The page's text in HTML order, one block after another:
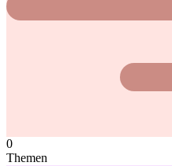
0
Themen